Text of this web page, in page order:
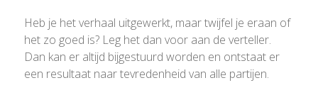
Heb je het verhaal uitgewerkt, maar twijfel je eraan of
het zo goed is? Leg het dan voor aan de verteller.
Dan kan er altijd bijgestuurd worden en ontstaat er
een resultaat naar tevredenheid van alle partijen.